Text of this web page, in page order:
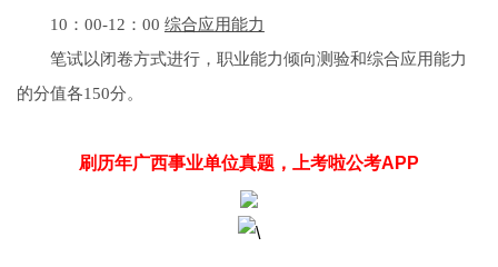
10：00-12：00 综合应用能力
笔试以闭卷方式进行，职业能力倾向测验和综合应用能力
的分值各150分。
刷历年广西事业单位真题，上考啦公考APP